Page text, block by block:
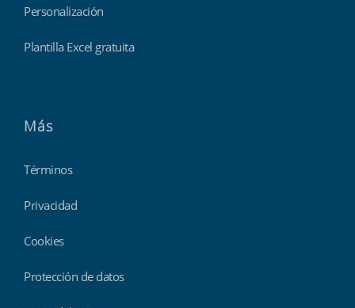
Personalización
Plantilla Excel gratuita
Más
Términos
Privacidad
Cookies
Protección de datos